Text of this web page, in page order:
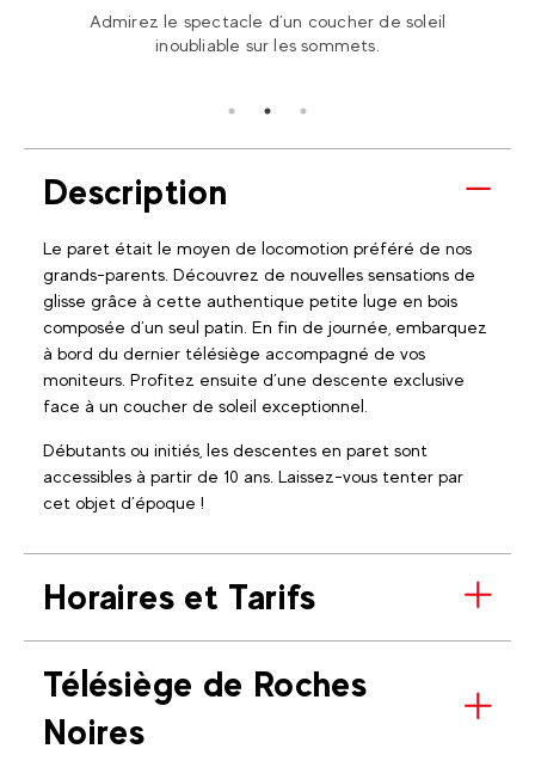
Admirez le spectacle d’un coucher de soleil
inoubliable sur les sommets.
Description
Le paret était le moyen de locomotion préféré de nos
grands-parents. Découvrez de nouvelles sensations de
glisse grâce à cette authentique petite luge en bois
composée d’un seul patin. En fin de journée, embarquez
à bord du dernier télésiège accompagné de vos
moniteurs. Profitez ensuite d’une descente exclusive
face à un coucher de soleil exceptionnel.
Débutants ou initiés, les descentes en paret sont
accessibles à partir de 10 ans. Laissez-vous tenter par
cet objet d’époque !
Horaires et Tarifs
Télésiège de Roches
Noires